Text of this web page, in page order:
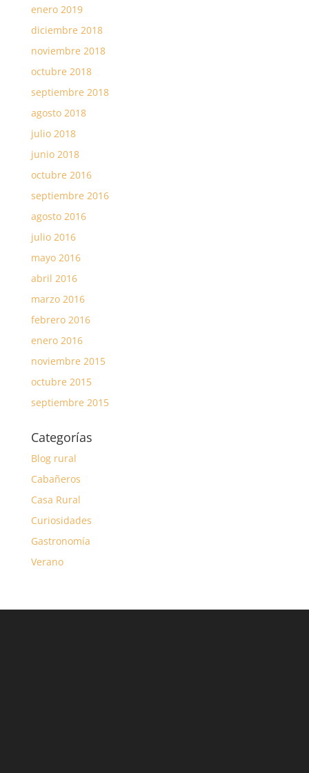
enero 2019
diciembre 2018
noviembre 2018
octubre 2018
septiembre 2018
agosto 2018
julio 2018
junio 2018
octubre 2016
septiembre 2016
agosto 2016
julio 2016
mayo 2016
abril 2016
marzo 2016
febrero 2016
enero 2016
noviembre 2015
octubre 2015
septiembre 2015
Categorías
Blog rural
Cabañeros
Casa Rural
Curiosidades
Gastronomía
Verano